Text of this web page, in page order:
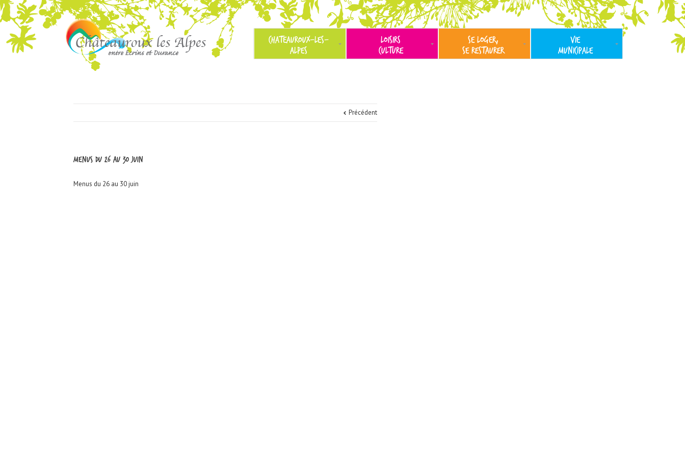
CHATEAUROUX-LES-
ALPES
LOISIRS
CULTURE
SE LOGER,
SE RESTAURER
VIE
MUNICIPALE
Précédent
Menus du 26 au 30 juin
Menus du 26 au 30 juin